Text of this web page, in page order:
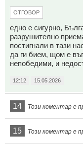
ОТГОВОР
едно е сигурно,
разрушително
постигнали в тази
да ги бием, щом е
непобедими, и
12:12 15.05.2026
14 Този коментар е
15 Този коментар е